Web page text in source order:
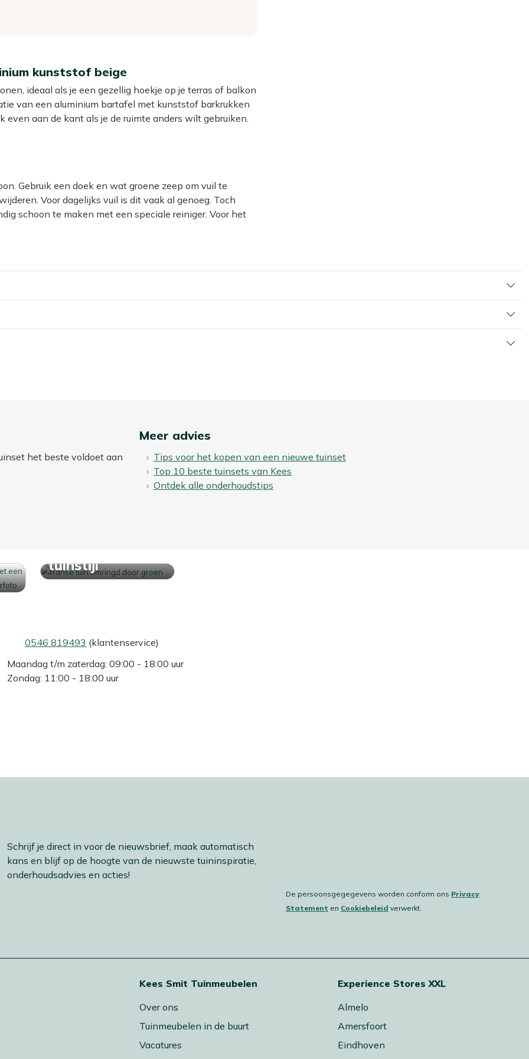
kunststof beige
ideaal als je een gezellig hoekje op je terras of balkon
van een aluminium bartafel met kunststof barkrukken
aan de kant als je de ruimte anders wilt gebruiken.
die je eenvoudig combineert met je eigen kussens of
de bar, ideaal voor een borrel of een ontbijtje in de
met verschillende tuinstijlen en kussens, zo maak je de
Gebruik een doek en wat groene zeep om vuil te
Voor dagelijks vuil is dit vaak al genoeg. Toch
schoon te maken met een speciale reiniger. Voor het
zitting.
het materiaal beschadigen.
je een beschermende laag aanbrengen met onze Kees
in het voorjaar.
het beste voldoet aan
Meer advies
Tips voor het kopen van een nieuwe tuinset
Top 10 beste tuinsets van Kees
Ontdek alle onderhoudstips
tuinstijl
0546 819493 (klantenservice)
Maandag t/m zaterdag: 09:00 - 18:00 uur
Zondag: 11:00 - 18:00 uur
Schrijf je direct in voor de nieuwsbrief, maak automatisch
kans en blijf op de hoogte van de nieuwste tuininspiratie,
onderhoudsadvies en acties!
De persoonsgegegevens worden conform ons Privacy
Statement en Cookiebeleid verwerkt.
Kees Smit Tuinmeubelen
Over ons
Tuinmeubelen in de buurt
Vacatures
Experience Stores XXL
Almelo
Amersfoort
Eindhoven